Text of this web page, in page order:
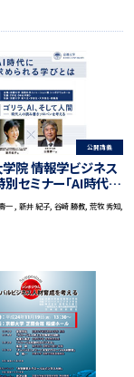
公開講義
院 情報学ビジネス
セミナー「AI時代に
びとは」
一 , 新井 紀子, 谷崎 勝教, 荒牧 秀知,